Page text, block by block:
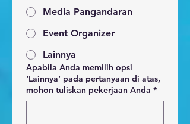
Media Pangandaran
Event Organizer
Lainnya
Apabila Anda memilih opsi
‘Lainnya’ pada pertanyaan di atas,
mohon tuliskan pekerjaan Anda *